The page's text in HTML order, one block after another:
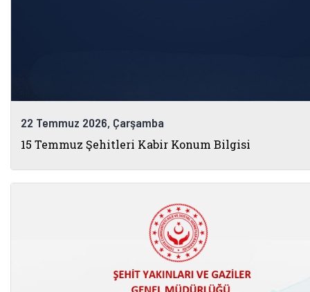
22 Temmuz 2026, Çarşamba
15 Temmuz Şehitleri Kabir Konum Bilgisi
© 2026 Tüm Hakları Saklıdır.
EBYS (Belgenet)
BİTS Yardım Masası
Dış Bağlantılar
Cumhurbaşkanlığı İletişim Merkezi
Çocuklar Güvende (yeni
Güvenli